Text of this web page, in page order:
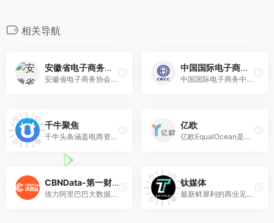
相关导航
安徽省电子商务协会
安徽省电子商务协会于2002年4月成立，。业务主管单位为安徽省经济和信息化委员会，登记机关为安徽省民政厅社团办。
中国国际电子商务网
中国国际电子商务中心（CIECC）成立于1996年2月，作为商务部直属事业单位，主要职责是负责商务部信息化建设服务支撑工作。
千牛聚焦
千牛头条涵盖电商资讯、商业案例、行业动态、新零售观察等多元化内容，为千万商家提供信息服务。
亿欧
亿欧EqualOcean是一家专注科技+产业+投资的信息平台和智库；成立于2014年2月，总部位于北京，用户/客户覆盖超过50个国家或地区。
CBNData-第一财经商业数据中心
借力阿里巴巴大数据，整合中国最大的财经媒体集团（第一财经）优势资源，以商业数据研究报告、数据指数、定制化咨询等为核心产品，同时通过数据可视化新闻、活动、视频/直播等形式……
钛媒体
最新鲜犀利的商业见闻，最国际视野的前沿技术，最不常见的独家猛料。